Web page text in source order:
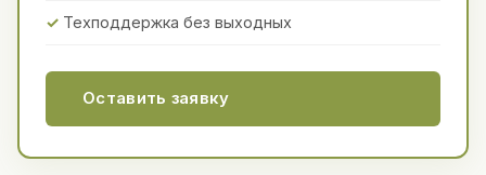
Техподдержка без выходных
Оставить заявку